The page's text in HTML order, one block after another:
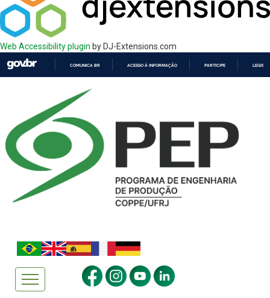
Web Accessibility plugin by DJ-Extensions.com
COMUNICA BR ACESSO À INFORMAÇÃO PARTICIPE